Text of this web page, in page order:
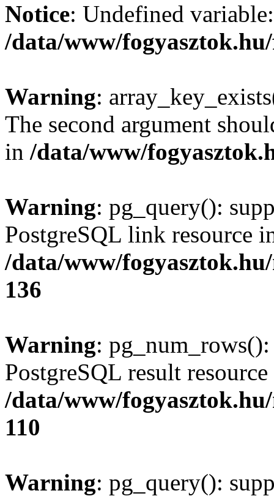
Notice: Undefined
/data/www/
Warning:
The second argument
in /data/www/
Warning: pg_query():
PostgreSQL link resource
/data/www/
136
Warning:
PostgreSQL result
/data/www/
110
Warning: pg_query():